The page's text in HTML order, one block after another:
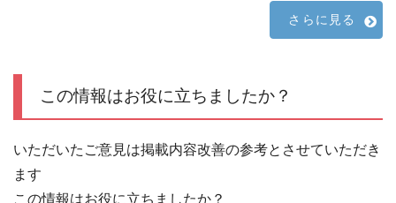
さらに見る
この情報はお役に立ちましたか？
いただいたご意見は掲載内容改善の参考とさせていただき
ます
この情報はお役に立ちましたか？